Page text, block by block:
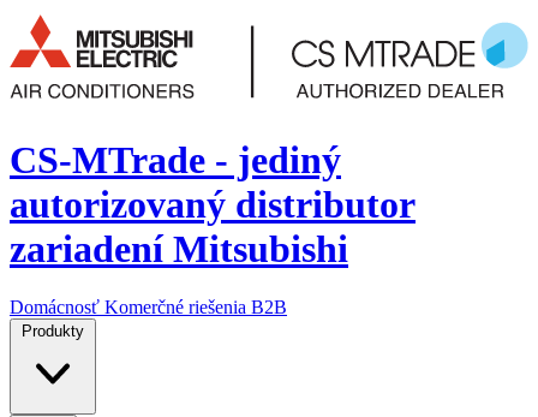
CS-MTrade - jediný
autorizovaný distributor
zariadení Mitsubishi
Domácnosť Komerčné riešenia B2B
Produkty